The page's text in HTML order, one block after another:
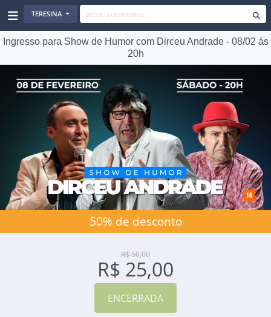
TERESINA
Ingresso para Show de Humor com Dirceu Andrade - 08/02 ás
20h
50% de desconto
R$ 50,00
R$ 25,00